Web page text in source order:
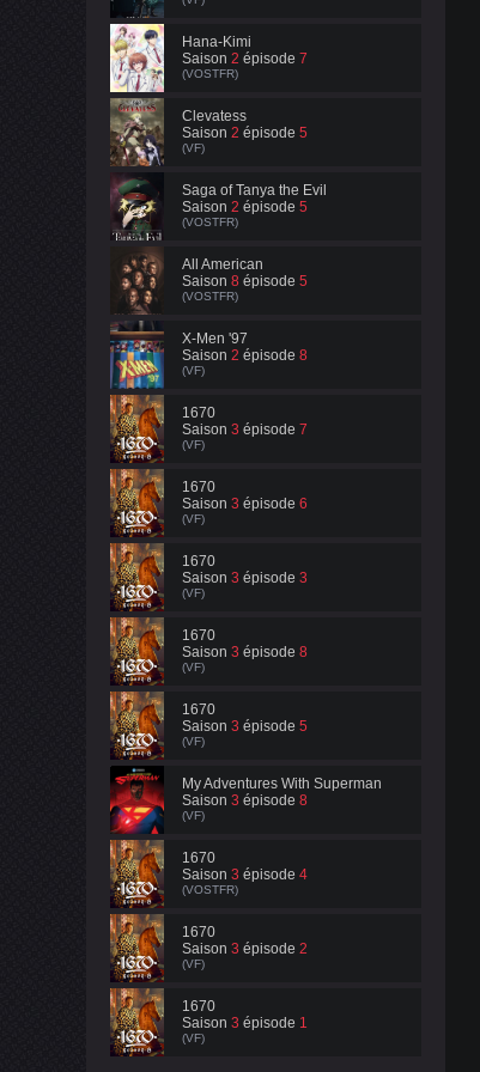
Hana-Kimi
Saison 2 épisode 7
(VOSTFR)
Clevatess
Saison 2 épisode 5
(VF)
Saga of Tanya the Evil
Saison 2 épisode 5
(VOSTFR)
All American
Saison 8 épisode 5
(VOSTFR)
X-Men '97
Saison 2 épisode 8
(VF)
1670
Saison 3 épisode 7
(VF)
1670
Saison 3 épisode 6
(VF)
1670
Saison 3 épisode 3
(VF)
1670
Saison 3 épisode 8
(VF)
1670
Saison 3 épisode 5
(VF)
My Adventures With Superman
Saison 3 épisode 8
(VF)
1670
Saison 3 épisode 4
(VOSTFR)
1670
Saison 3 épisode 2
(VF)
1670
Saison 3 épisode 1
(VF)